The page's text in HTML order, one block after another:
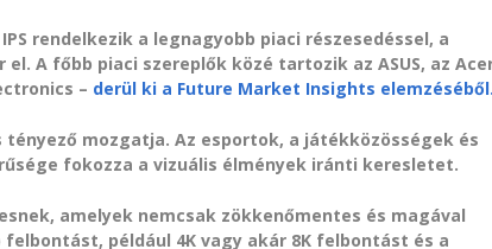
rendelkezik a legnagyobb piaci részesedéssel, a
A főbb piaci szereplők közé tartozik az ASUS, az
– derül ki a Future Market Insights
mozgatja. Az esportok, a játékközösségek és
fokozza a vizuális élmények iránti keresletet.
amelyek nemcsak zökkenőmentes és magával
például 4K vagy akár 8K felbontást és a